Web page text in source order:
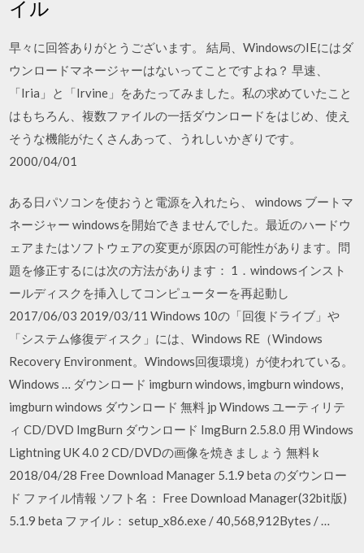
イル
早々に回答ありがとうございます。 結局、WindowsのIEにはダ
ウンロードマネージャーはないってことですよね？ 早速、
「Iria」と「Irvine」をあたってみました。私の求めていたこと
はもちろん、複数ファイルの一括ダウンロードをはじめ、使え
そうな機能がたくさんあって、うれしいかぎりです。
2000/04/01
ある日パソコンを使おうと電源を入れたら、 windows ブートマ
ネージャー windowsを開始できませんでした。最近のハードウ
ェアまたはソフトウェアの変更が原因の可能性があります。問
題を修正するには次の方法があります： 1．windowsインスト
ールディスクを挿入してコンピューターを再起動し
2017/06/03 2019/03/11 Windows 10の「回復ドライブ」や
「システム修復ディスク」には、Windows RE（Windows
Recovery Environment。Windows回復環境）が使われている。
Windows … ダウンロード imgburn windows, imgburn windows,
imgburn windows ダウンロード 無料 jp Windows ユーティリテ
ィ CD/DVD ImgBurn ダウンロード ImgBurn 2.5.8.0 用 Windows
Lightning UK 4.0 2 CD/DVDの画像を焼きましょう 無料 k
2018/04/28 Free Download Manager 5.1.9 beta のダウンロー
ド ファイル情報 ソフト名： Free Download Manager(32bit版)
5.1.9 beta ファイル： setup_x86.exe / 40,568,912Bytes / …